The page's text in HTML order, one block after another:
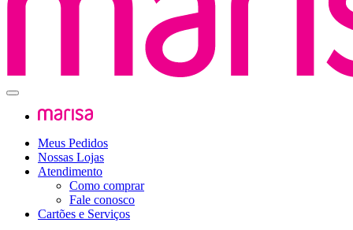
Meus Pedidos
Nossas Lojas
Atendimento
Como comprar
Fale conosco
Cartões e Serviços